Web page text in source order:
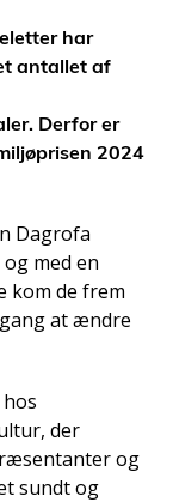
har
antallet af
Derfor er
2024
Dagrofa
med en
kom de frem
at ændre
der
og
sundt og